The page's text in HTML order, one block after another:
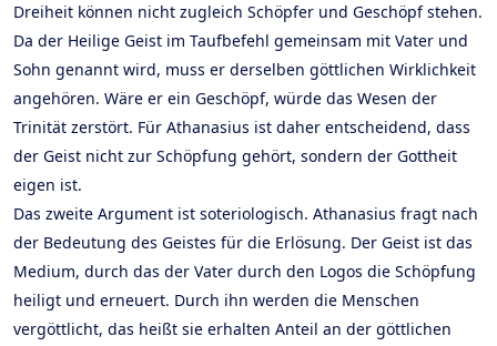
Dreiheit können nicht zugleich Schöpfer und Geschöpf stehen.
Da der Heilige Geist im Taufbefehl gemeinsam mit Vater und
Sohn genannt wird, muss er derselben göttlichen Wirklichkeit
angehören. Wäre er ein Geschöpf, würde das Wesen der
Trinität zerstört. Für Athanasius ist daher entscheidend, dass
der Geist nicht zur Schöpfung gehört, sondern der Gottheit
eigen ist.
Das zweite Argument ist soteriologisch. Athanasius fragt nach
der Bedeutung des Geistes für die Erlösung. Der Geist ist das
Medium, durch das der Vater durch den Logos die Schöpfung
heiligt und erneuert. Durch ihn werden die Menschen
vergöttlicht, das heißt sie erhalten Anteil an der göttlichen